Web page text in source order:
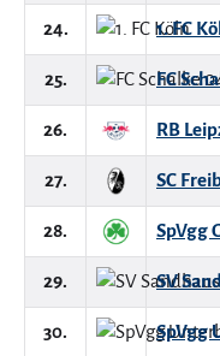
24. 1. FC
25. FC
26. RB
27. SC
28. SpVgg
29. SV
30. SpVgg